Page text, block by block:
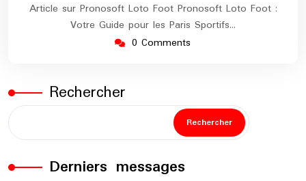
Article sur Pronosoft Loto Foot Pronosoft Loto Foot :
Votre Guide pour les Paris Sportifs…
0 Comments
Rechercher
Rechercher
Derniers messages